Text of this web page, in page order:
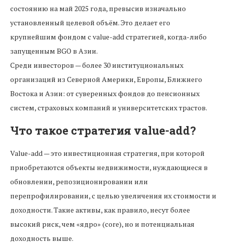
состоянию на май 2025 года, превысив изначально
установленный целевой объём. Это делает его
крупнейшим фондом с value-add стратегией, когда-либо
запущенным BGO в Азии.
Среди инвесторов — более 30 институциональных
организаций из Северной Америки, Европы, Ближнего
Востока и Азии: от суверенных фондов до пенсионных
систем, страховых компаний и университетских трастов.
Что такое стратегия value-add?
Value-add — это инвестиционная стратегия, при которой
приобретаются объекты недвижимости, нуждающиеся в
обновлении, репозиционировании или
перепрофилировании, с целью увеличения их стоимости и
доходности. Такие активы, как правило, несут более
высокий риск, чем «ядро» (core), но и потенциальная
доходность выше.